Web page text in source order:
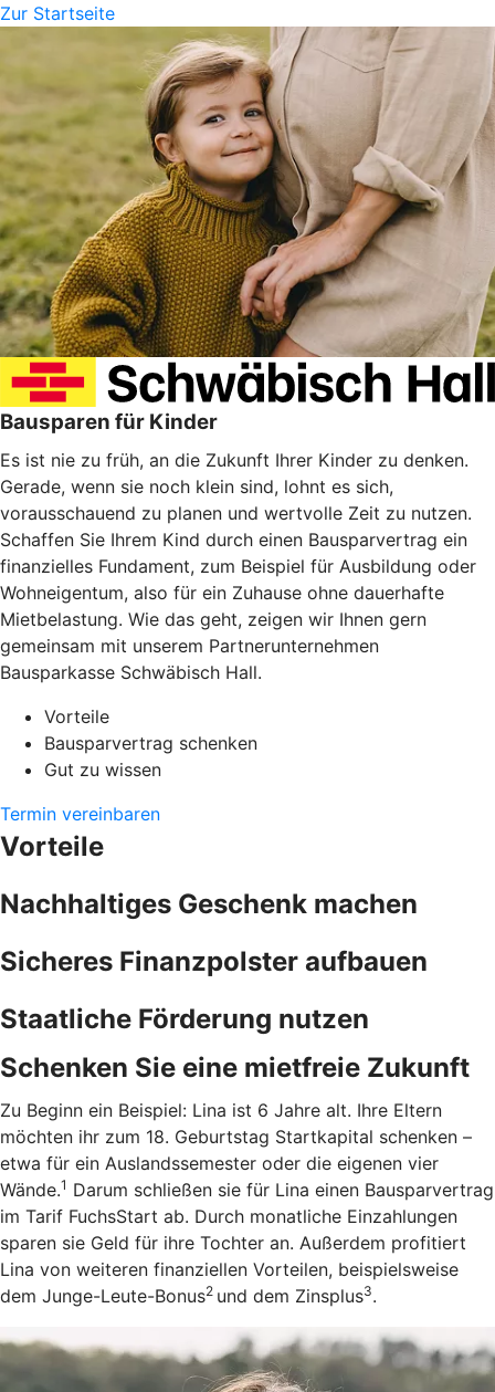
Zur Startseite
Bausparen für Kinder
Es ist nie zu früh, an die Zukunft Ihrer Kinder zu denken.
Gerade, wenn sie noch klein sind, lohnt es sich,
vorausschauend zu planen und wertvolle Zeit zu nutzen.
Schaffen Sie Ihrem Kind durch einen Bausparvertrag ein
finanzielles Fundament, zum Beispiel für Ausbildung oder
Wohneigentum, also für ein Zuhause ohne dauerhafte
Mietbelastung. Wie das geht, zeigen wir Ihnen gern
gemeinsam mit unserem Partnerunternehmen
Bausparkasse Schwäbisch Hall.
Vorteile
Bausparvertrag schenken
Gut zu wissen
Termin vereinbaren
Vorteile
Nachhaltiges Geschenk machen
Sicheres Finanzpolster aufbauen
Staatliche Förderung nutzen
Schenken Sie eine mietfreie Zukunft
Zu Beginn ein Beispiel: Lina ist 6 Jahre alt. Ihre Eltern
möchten ihr zum 18. Geburtstag Startkapital schenken –
etwa für ein Auslandssemester oder die eigenen vier
Wände.1 Darum schließen sie für Lina einen Bausparvertrag
im Tarif FuchsStart ab. Durch monatliche Einzahlungen
sparen sie Geld für ihre Tochter an. Außerdem profitiert
Lina von weiteren finanziellen Vorteilen, beispielsweise
dem Junge-Leute-Bonus2 und dem Zinsplus3.